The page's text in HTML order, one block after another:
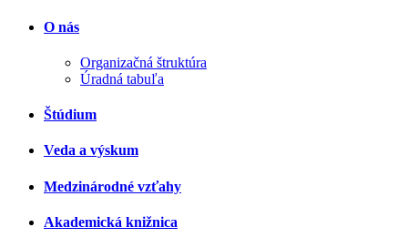
O nás
Organizačná štruktúra
Úradná tabuľa
Štúdium
Veda a výskum
Medzinárodné vzťahy
Akademická knižnica